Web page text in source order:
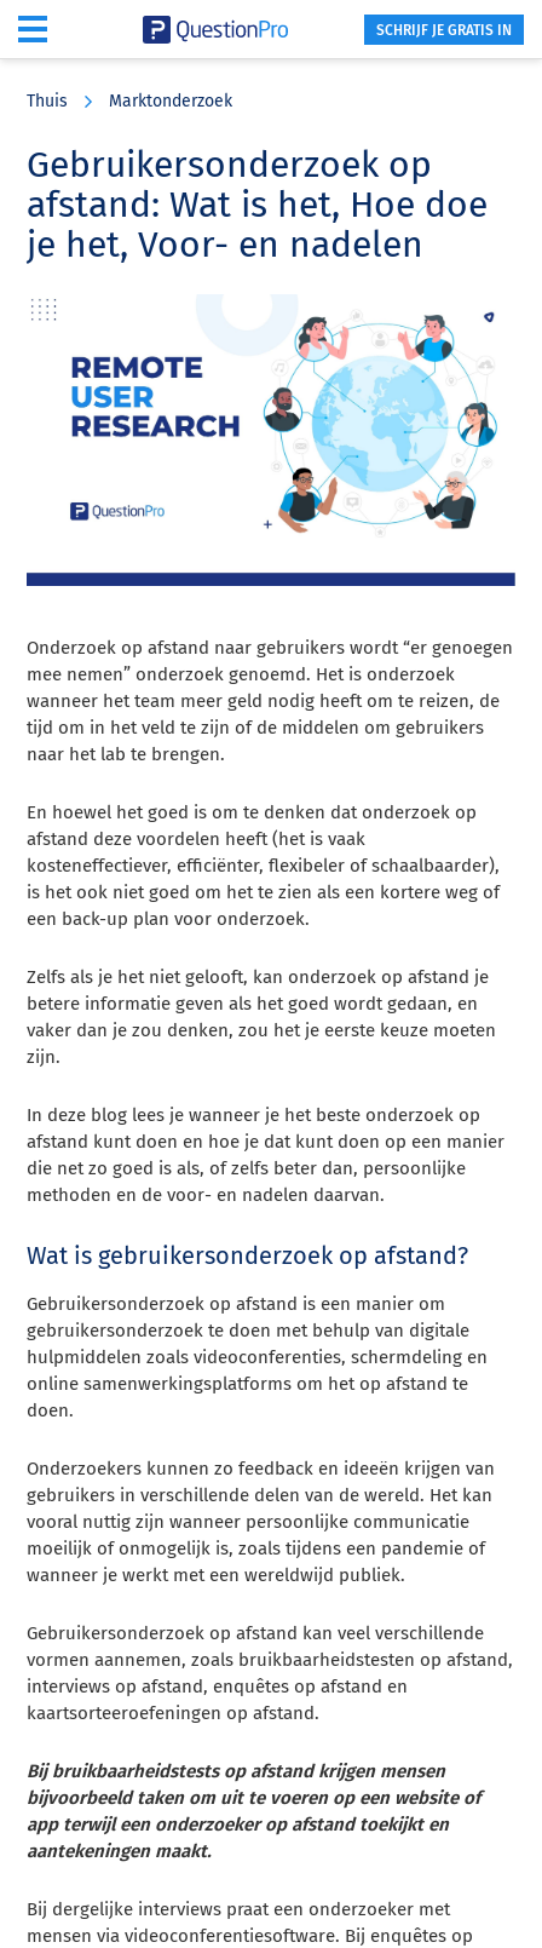
content
sidebar
SCHRIJF JE GRATIS IN
Thuis Marktonderzoek
Gebruikersonderzoek op
afstand: Wat is het, Hoe doe
je het, Voor- en nadelen
Onderzoek op afstand naar gebruikers wordt “er genoegen
mee nemen” onderzoek genoemd. Het is onderzoek
wanneer het team meer geld nodig heeft om te reizen, de
tijd om in het veld te zijn of de middelen om gebruikers
naar het lab te brengen.
En hoewel het goed is om te denken dat onderzoek op
afstand deze voordelen heeft (het is vaak
kosteneffectiever, efficiënter, flexibeler of schaalbaarder),
is het ook niet goed om het te zien als een kortere weg of
een back-up plan voor onderzoek.
Zelfs als je het niet gelooft, kan onderzoek op afstand je
betere informatie geven als het goed wordt gedaan, en
vaker dan je zou denken, zou het je eerste keuze moeten
zijn.
In deze blog lees je wanneer je het beste onderzoek op
afstand kunt doen en hoe je dat kunt doen op een manier
die net zo goed is als, of zelfs beter dan, persoonlijke
methoden en de voor- en nadelen daarvan.
Wat is gebruikersonderzoek op afstand?
Gebruikersonderzoek op afstand is een manier om
gebruikersonderzoek te doen met behulp van digitale
hulpmiddelen zoals videoconferenties, schermdeling en
online samenwerkingsplatforms om het op afstand te
doen.
Onderzoekers kunnen zo feedback en ideeën krijgen van
gebruikers in verschillende delen van de wereld. Het kan
vooral nuttig zijn wanneer persoonlijke communicatie
moeilijk of onmogelijk is, zoals tijdens een pandemie of
wanneer je werkt met een wereldwijd publiek.
Gebruikersonderzoek op afstand kan veel verschillende
vormen aannemen, zoals bruikbaarheidstesten op afstand,
interviews op afstand, enquêtes op afstand en
kaartsorteeroefeningen op afstand.
Bij bruikbaarheidstests op afstand krijgen mensen
bijvoorbeeld taken om uit te voeren op een website of
app terwijl een onderzoeker op afstand toekijkt en
aantekeningen maakt.
Bij dergelijke interviews praat een onderzoeker met
mensen via videoconferentiesoftware. Bij enquêtes op